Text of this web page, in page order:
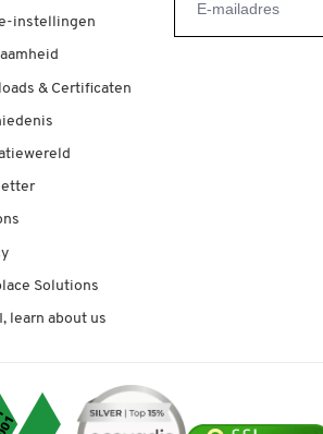
instellingen
& Certificaten
Solutions
learn about us